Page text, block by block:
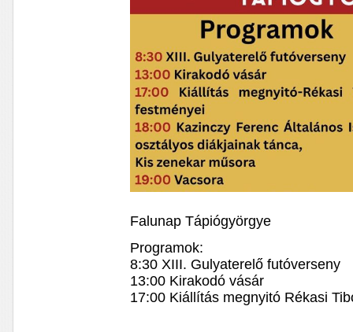
Falunap Tápiógyörgye
Programok:
8:30 XIII. Gulyaterelő futóverseny
13:00 Kirakodó vásár
17:00 Kiállítás megnyitó Rékasi